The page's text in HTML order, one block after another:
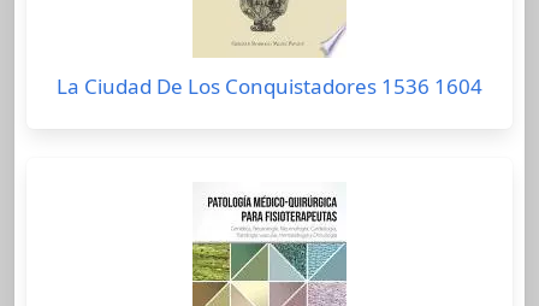
La Ciudad De Los Conquistadores 1536 1604